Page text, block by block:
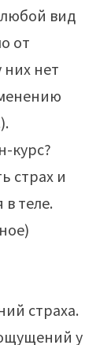
вид
от
нет
курс?
страх и
теле.
страха.
у